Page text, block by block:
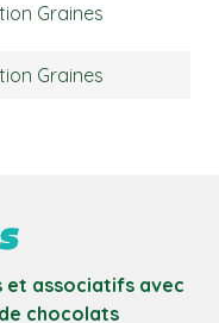
Graines
Graines
et associatifs avec
chocolats